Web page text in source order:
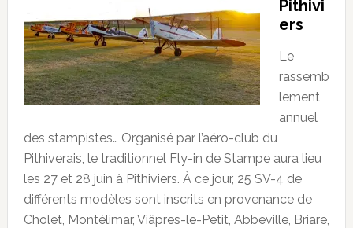
Pithivi
ers
Le
rassemb
lement
annuel
des stampistes… Organisé par l’aéro-club du
Pithiverais, le traditionnel Fly-in de Stampe aura lieu
les 27 et 28 juin à Pithiviers. À ce jour, 25 SV-4 de
différents modèles sont inscrits en provenance de
Cholet, Montélimar, Viâpres-le-Petit, Abbeville, Briare,